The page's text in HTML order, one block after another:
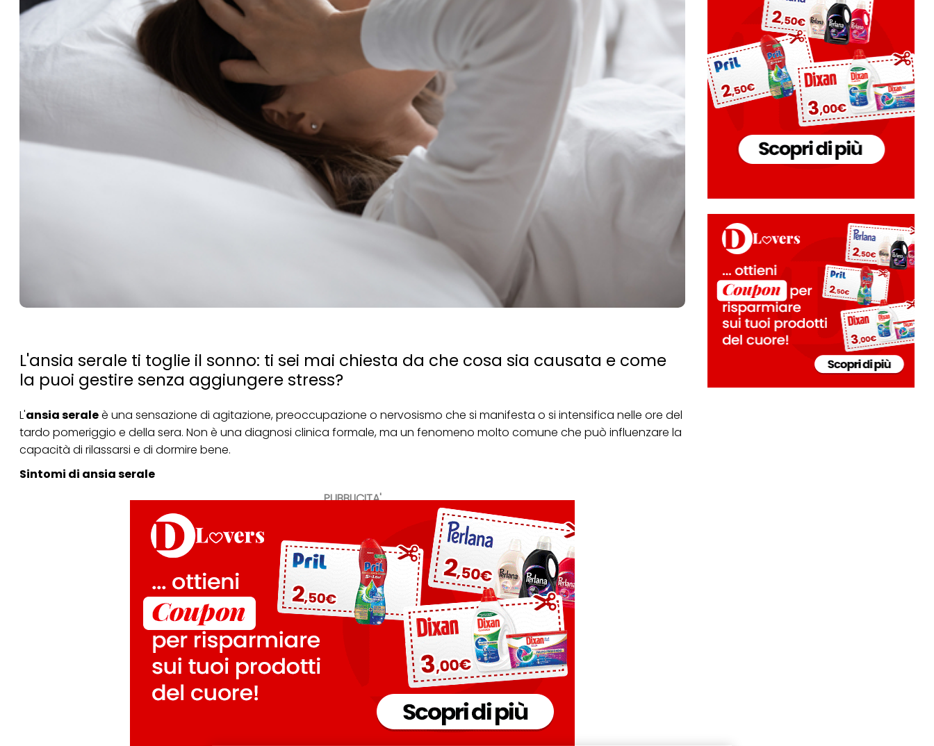
L'ansia serale ti toglie il sonno: ti sei mai chiesta da che cosa sia causata e come
la puoi gestire senza aggiungere stress?
PUBBLICITA'
L'ansia seraleè una sensazione di agitazione, preoccupazione o nervosismo che si manifesta o si intensifica nelle ore del
tardo pomeriggio e della sera. Non è una diagnosi clinica formale, ma un fenomeno molto comune che può influenzare la
capacità di rilassarsi e di dormire bene.
Sintomi di ansia serale